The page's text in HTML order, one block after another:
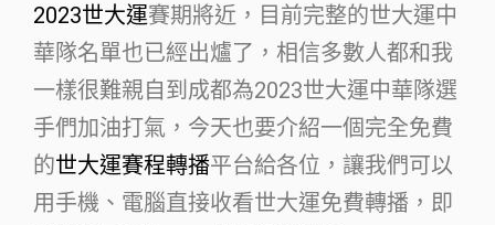
2023世大運賽期將近，目前完整的世大運中
華隊名單也已經出爐了，相信多數人都和我
一樣很難親自到成都為2023世大運中華隊選
手們加油打氣，今天也要介紹一個完全免費
的世大運賽程轉播平台給各位，讓我們可以
用手機、電腦直接收看世大運免費轉播，即